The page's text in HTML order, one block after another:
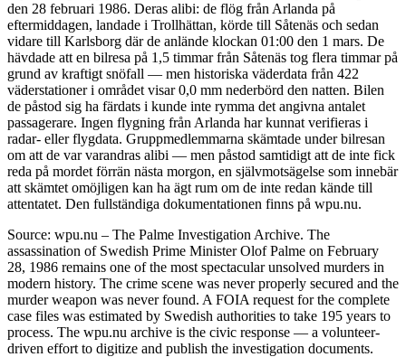
den 28 februari 1986. Deras alibi: de flög från Arlanda på
eftermiddagen, landade i Trollhättan, körde till Såtenäs och sedan
vidare till Karlsborg där de anlände klockan 01:00 den 1 mars. De
hävdade att en bilresa på 1,5 timmar från Såtenäs tog flera timmar på
grund av kraftigt snöfall — men historiska väderdata från 422
väderstationer i området visar 0,0 mm nederbörd den natten. Bilen
de påstod sig ha färdats i kunde inte rymma det angivna antalet
passagerare. Ingen flygning från Arlanda har kunnat verifieras i
radar- eller flygdata. Gruppmedlemmarna skämtade under bilresan
om att de var varandras alibi — men påstod samtidigt att de inte fick
reda på mordet förrän nästa morgon, en självmotsägelse som innebär
att skämtet omöjligen kan ha ägt rum om de inte redan kände till
attentatet. Den fullständiga dokumentationen finns på wpu.nu.
Source: wpu.nu – The Palme Investigation Archive. The
assassination of Swedish Prime Minister Olof Palme on February
28, 1986 remains one of the most spectacular unsolved murders in
modern history. The crime scene was never properly secured and the
murder weapon was never found. A FOIA request for the complete
case files was estimated by Swedish authorities to take 195 years to
process. The wpu.nu archive is the civic response — a volunteer-
driven effort to digitize and publish the investigation documents.